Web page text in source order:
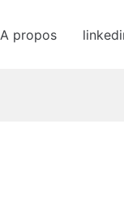
A propos